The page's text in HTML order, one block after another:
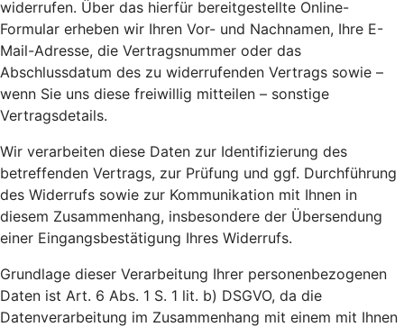
widerrufen. Über das hierfür bereitgestellte Online-
Formular erheben wir Ihren Vor- und Nachnamen, Ihre E-
Mail-Adresse, die Vertragsnummer oder das
Abschlussdatum des zu widerrufenden Vertrags sowie –
wenn Sie uns diese freiwillig mitteilen – sonstige
Vertragsdetails.
Wir verarbeiten diese Daten zur Identifizierung des
betreffenden Vertrags, zur Prüfung und ggf. Durchführung
des Widerrufs sowie zur Kommunikation mit Ihnen in
diesem Zusammenhang, insbesondere der Übersendung
einer Eingangsbestätigung Ihres Widerrufs.
Grundlage dieser Verarbeitung Ihrer personenbezogenen
Daten ist Art. 6 Abs. 1 S. 1 lit. b) DSGVO, da die
Datenverarbeitung im Zusammenhang mit einem mit Ihnen